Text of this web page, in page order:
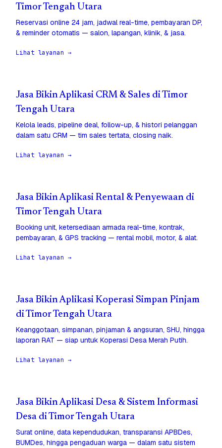
Timor Tengah Utara
Reservasi online 24 jam, jadwal real-time, pembayaran DP,
& reminder otomatis — salon, lapangan, klinik, & jasa.
Lihat layanan →
Jasa Bikin Aplikasi CRM & Sales di Timor
Tengah Utara
Kelola leads, pipeline deal, follow-up, & histori pelanggan
dalam satu CRM — tim sales tertata, closing naik.
Lihat layanan →
Jasa Bikin Aplikasi Rental & Penyewaan di
Timor Tengah Utara
Booking unit, ketersediaan armada real-time, kontrak,
pembayaran, & GPS tracking — rental mobil, motor, & alat.
Lihat layanan →
Jasa Bikin Aplikasi Koperasi Simpan Pinjam
di Timor Tengah Utara
Keanggotaan, simpanan, pinjaman & angsuran, SHU, hingga
laporan RAT — siap untuk Koperasi Desa Merah Putih.
Lihat layanan →
Jasa Bikin Aplikasi Desa & Sistem Informasi
Desa di Timor Tengah Utara
Surat online, data kependudukan, transparansi APBDes,
BUMDes, hingga pengaduan warga — dalam satu sistem